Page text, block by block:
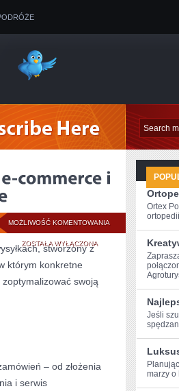
MOŻLIWOŚĆ KOMENTOWANIA KRYZYSY
ZARZĄDZANIE
RYZYKIEM
COMMERCE
APLIKACJE
ZOSTAŁA WYŁĄCZONA
stworzony z
którym konkretne
swoją
– od złożenia
i serwis
Ortex
Jeśli‍
‍marzy o